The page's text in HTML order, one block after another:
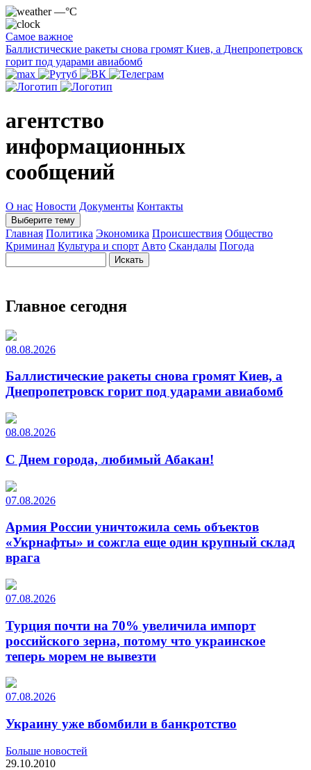
—°C
Самое важное
Баллистические ракеты снова громят Киев, а Днепропетровск
горит под ударами авиабомб
агентство
информационных
сообщений
О нас Новости Документы Контакты
Выберите тему
Главная Политика Экономика Происшествия Общество
Криминал Культура и спорт Авто Скандалы Погода
Главное сегодня
08.08.2026
Баллистические ракеты снова громят Киев, а
Днепропетровск горит под ударами авиабомб
08.08.2026
С Днем города, любимый Абакан!
07.08.2026
Армия России уничтожила семь объектов
«Укрнафты» и сожгла еще один крупный склад
врага
07.08.2026
Турция почти на 70% увеличила импорт
российского зерна, потому что украинское
теперь морем не вывезти
07.08.2026
Украину уже вбомбили в банкротство
Больше новостей
29.10.2010